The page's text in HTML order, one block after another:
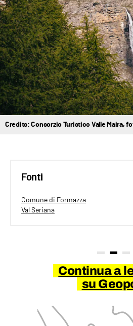
Credits: Consorzio Turistico Valle Maira,
Fonti
Comune di Formazza
Val Seriana
Continua a
su